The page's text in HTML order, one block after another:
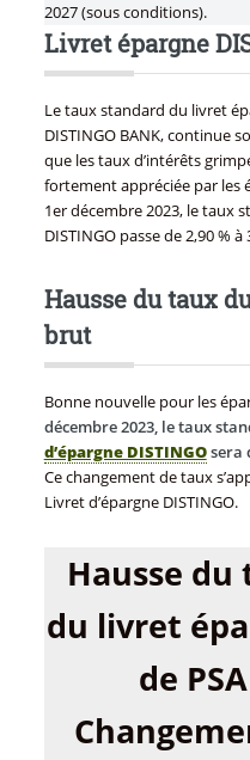
2027 (sous conditions).
Livret épargne
Le taux standard du livret
DISTINGO BANK, continue
que les taux d’intérêts
fortement appréciée par les
1er décembre 2023, le taux
DISTINGO passe de 2,90 % à
Hausse du taux
brut
Bonne nouvelle pour les
décembre 2023, le taux
d’épargne DISTINGOsera
Ce changement de taux
Livret d’épargne DISTINGO.
Hausse
du livret
de